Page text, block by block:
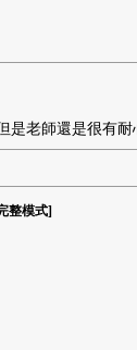
老師還是很有
整模式]